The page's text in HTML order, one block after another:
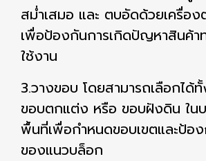
สม่ำเสมอ และ ตบอัดด้วยเครื่อ
เพื่อป้องกันการเกิดปัญหาสินค้า
ใช้งาน
3.วางขอบ โดยสามารถเลือกได้
ขอบตกแต่ง หรือ ขอบฝังดิน ใน
พื้นที่เพื่อกำหนดขอบเขตและป้อ
ของแนวบล็อก